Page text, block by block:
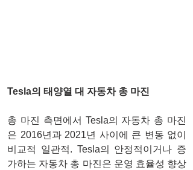
Tesla의 태양열 대 자동차 총 마진
총 마진 측면에서 Tesla의 자동차 총 마진
은 2016년과 2021년 사이에 큰 변동 없이
비교적 일관적. Tesla의 안정적이거나 증
가하는 자동차 총 마진은 운영 효율성 향상